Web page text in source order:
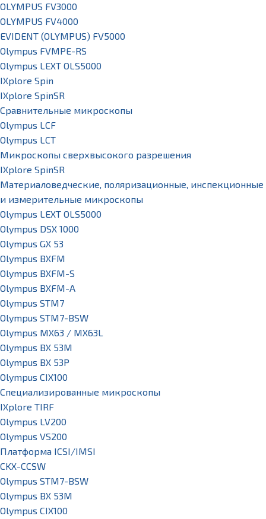
OLYMPUS FV3000
OLYMPUS FV4000
EVIDENT (OLYMPUS) FV5000
Olympus FVMPE-RS
Olympus LEXT OLS5000
IXplore Spin
IXplore SpinSR
Сравнительные микроскопы
Olympus LCF
Olympus LCT
Микроскопы сверхвысокого разрешения
IXplore SpinSR
Материаловедческие, поляризационные, инспекционные
и измерительные микроскопы
Olympus LEXT OLS5000
Olympus DSX 1000
Olympus GX 53
Olympus BXFM
Olympus BXFM-S
Olympus BXFM-A
Olympus STM7
Olympus STM7-BSW
Olympus MX63 / MX63L
Olympus BX 53M
Olympus BX 53P
Olympus CIX100
Специализированные микроскопы
IXplore TIRF
Olympus LV200
Olympus VS200
Платформа ICSI/IMSI
CKX-CCSW
Olympus STM7-BSW
Olympus BX 53M
Olympus CIX100